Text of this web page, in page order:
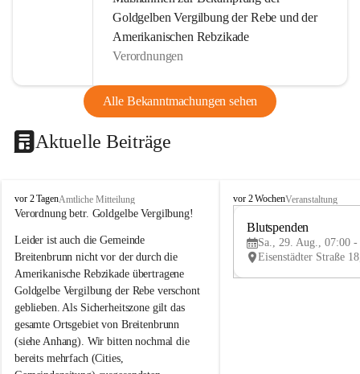
Goldgelben Vergilbung der Rebe und der
Amerikanischen Rebzikade
Verordnungen
Alle Bekanntmachungen sehen
Aktuelle Beiträge
B
r
i
t
e
n
b
r
u
n
n
vor 2 TagenAmtliche Mitteilung
Verordnung betr. Goldgelbe Vergilbung!
Leider ist auch die Gemeinde
Breitenbrunn nicht vor der durch die
Amerikanische Rebzikade übertragene
Goldgelbe Vergilbung der Rebe verschont
geblieben. Als Sicherheitszone gilt das
gesamte Ortsgebiet von Breitenbrunn
(siehe Anhang). Wir bitten nochmal die
bereits mehrfach (Cities,
B
e
vor 2 WochenVeranstaltung
Blutspenden
Sa., 29. Aug., 07:00 -